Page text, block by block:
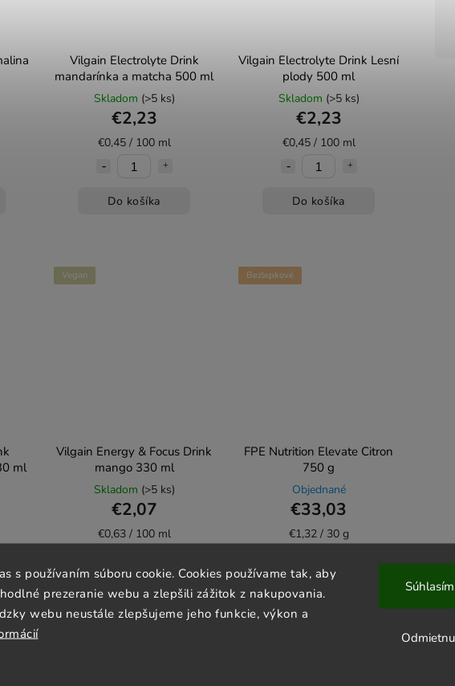
s používaním súboru cookie. Cookies používame tak, aby
prezeranie webu a zlepšili zážitok z nakupovania.
webu neustále zlepšujeme jeho funkcie, výkon a
Súhlasím
Vilgain Electrolyte Drink
mandarínka a matcha 500 ml
Skladom (>5 ks)
€2,23
€0,45 / 100 ml
Do košíka
Vilgain Electrolyte Drink Lesní
plody 500 ml
Skladom (>5 ks)
€2,23
€0,45 / 100 ml
Do košíka
ml
Vegan
Vilgain Energy & Focus Drink
mango 330 ml
Skladom (>5 ks)
€2,07
€0,63 / 100 ml
Do košíka
Bezlepkové
FPE Nutrition Elevate Citron
750 g
Objednané
€33,03
€1,32 / 30 g
Do košíka